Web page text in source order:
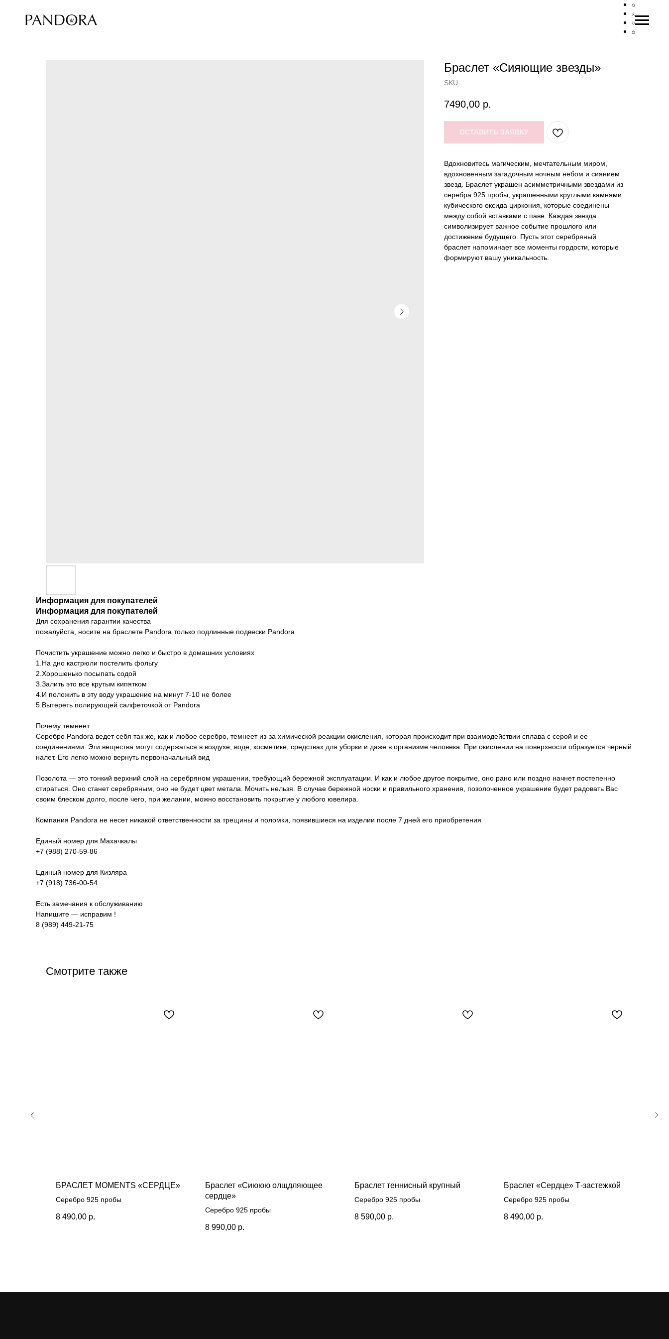
Браслет «Сияющие звезды»
SKU:
7490,00 р.
ОСТАВИТЬ ЗАЯВКУ
Вдохновитесь магическим, мечтательным миром,
вдохновенным загадочным ночным небом и сиянием
звезд. Браслет украшен асимметричными звездами из
серебра 925 пробы, украшенными круглыми камнями
кубического оксида циркония, которые соединены
между собой вставками с паве. Каждая звезда
символизирует важное событие прошлого или
достижение будущего. Пусть этот серебряный
браслет напоминает все моменты гордости, которые
формируют вашу уникальность.
Информация для покупателей
Информация для покупателей
Для сохранения гарантии качества
пожалуйста, носите на браслете Pandora только подлинные подвески Pandora
Почистить украшение можно легко и быстро в домашних условиях
1.На дно кастрюли постелить фольгу
2.Хорошенько посыпать содой
3.Залить это все крутым кипятком
4.И положить в эту воду украшение на минут 7-10 не более
5.Вытереть полирующей салфеточкой от Pandora
Почему темнеет
Серебро Pandora ведет себя так же, как и любое серебро, темнеет из-за химической реакции окисления, которая происходит при взаимодействии сплава с серой и ее
соединениями. Эти вещества могут содержаться в воздухе, воде, косметике, средствах для уборки и даже в организме человека. При окислении на поверхности образуется черный
налет. Его легко можно вернуть первоначальный вид
Позолота — это тонкий верхний слой на серебряном украшении, требующий бережной эксплуатации. И как и любое другое покрытие, оно рано или поздно начнет постепенно
стираться. Оно станет серебряным, оно не будет цвет метала. Мочить нельзя. В случае бережной носки и правильного хранения, позолоченное украшение будет радовать Вас
своим блеском долго, после чего, при желании, можно восстановить покрытие у любого ювелира.
Компания Pandora не несет никакой ответственности за трещины и поломки, появившиеся на изделии после 7 дней его приобретения
Единый номер для Махачкалы
+7 (988) 270-59-86
Единый номер для Кизляра
+7 (918) 736-00-54
Есть замечания к обслуживанию
Напишите — исправим !
8 (989) 449-21-75
Смотрите также
БРАСЛЕТ MOMENTS «СЕРДЦЕ»
Серебро 925 пробы
8 490,00 р.
Браслет «Сиююю олщдляющее
сердце»
Серебро 925 пробы
8 990,00 р.
Браслет теннисный крупный
Серебро 925 пробы
8 590,00 р.
Браслет «Сердце» Т-застежкой
Серебро 925 пробы
8 490,00 р.